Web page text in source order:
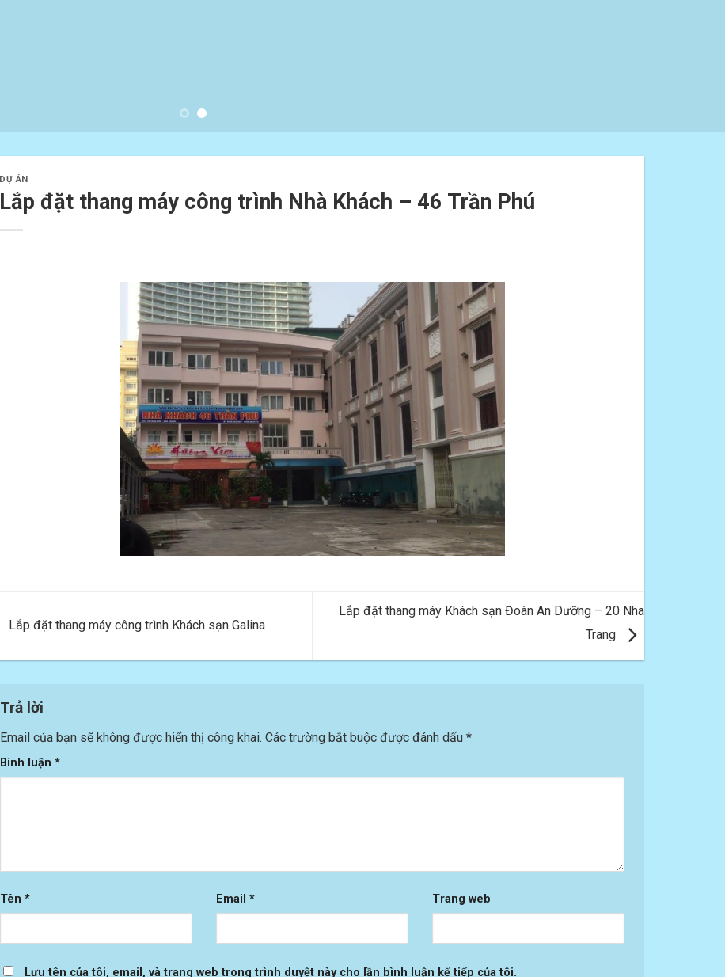
DỰ ÁN
Lắp đặt thang máy công trình Nhà Khách – 46 Trần Phú
Lắp đặt thang máy công trình Khách sạn Galina
Lắp đặt thang máy Khách sạn Đoàn An Dưỡng – 20 Nha
Trang
Trả lời
Email của bạn sẽ không được hiển thị công khai. Các trường bắt buộc được đánh dấu *
Bình luận *
Tên * Email * Trang web
Lưu tên của tôi, email, và trang web trong trình duyệt này cho lần bình luận kế tiếp của tôi.